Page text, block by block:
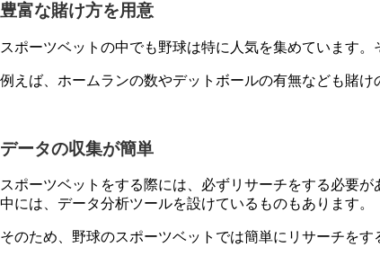
豊富な賭け方を用意
スポーツベットの中でも野球は特に人気を集めています
例えば、ホームランの数やデットボールの有無なども賭
データの収集が簡単
スポーツベットをする際には、必ずリサーチをする必要
中には、データ分析ツールを設けているものもあります。
そのため、野球のスポーツベットでは簡単にリサーチを